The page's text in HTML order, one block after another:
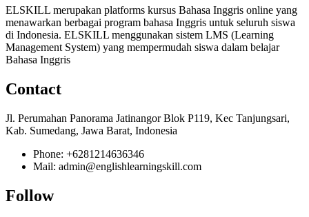
ELSKILL merupakan platforms kursus Bahasa Inggris online yang
menawarkan berbagai program bahasa Inggris untuk seluruh siswa
di Indonesia. ELSKILL menggunakan sistem LMS (Learning
Management System) yang mempermudah siswa dalam belajar
Bahasa Inggris
Contact
Jl. Perumahan Panorama Jatinangor Blok P119, Kec Tanjungsari,
Kab. Sumedang, Jawa Barat, Indonesia
Phone: +6281214636346
Mail: admin@englishlearningskill.com
Follow